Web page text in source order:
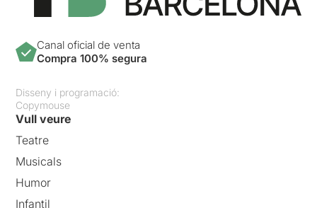
Canal oficial de venta
Compra 100% segura
Disseny i programació:
Copymouse
Vull veure
Teatre
Musicals
Humor
Infantil